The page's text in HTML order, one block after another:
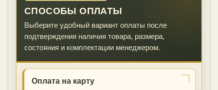
СПОСОБЫ ОПЛАТЫ
Выберите удобный вариант оплаты после
подтверждения наличия товара, размера,
состояния и комплектации менеджером.
Оплата на карту